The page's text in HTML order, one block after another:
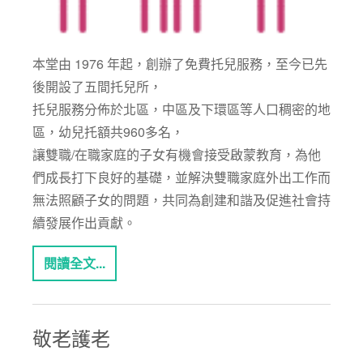
本堂由 1976 年起，創辦了免費托兒服務，至今已先
後開設了五間托兒所，
托兒服務分佈於北區，中區及下環區等人口稠密的地
區，幼兒托額共960多名，
讓雙職/在職家庭的子女有機會接受啟蒙教育，為他
們成長打下良好的基礎，並解決雙職家庭外出工作而
無法照顧子女的問題，共同為創建和諧及促進社會持
續發展作出貢獻。
閱讀全文...
敬老護老